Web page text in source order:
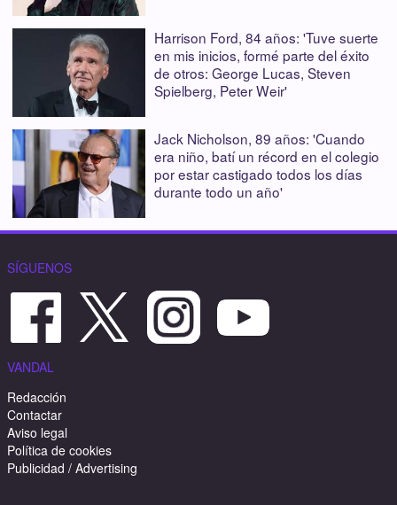
Harrison Ford, 84 años: 'Tuve suerte
en mis inicios, formé parte del éxito
de otros: George Lucas, Steven
Spielberg, Peter Weir'
Jack Nicholson, 89 años: 'Cuando
era niño, batí un récord en el colegio
por estar castigado todos los días
durante todo un año'
SÍGUENOS
VANDAL
Redacción
Contactar
Aviso legal
Política de cookies
Publicidad / Advertising